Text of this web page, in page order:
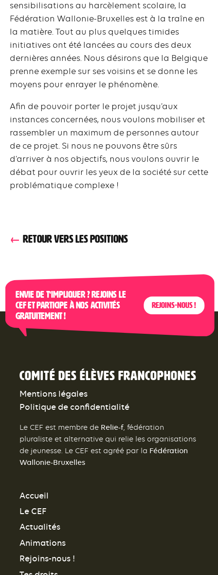
sensibilisations au harcèlement scolaire, la
Fédération Wallonie-Bruxelles est à la traîne en
la matière. Tout au plus quelques timides
initiatives ont été lancées au cours des deux
dernières années. Nous désirons que la Belgique
prenne exemple sur ses voisins et se donne les
moyens pour enrayer le phénomène.
Afin de pouvoir porter le projet jusqu’aux
instances concernées, nous voulons mobiliser et
rassembler un maximum de personnes autour
de ce projet. Si nous ne pouvons être sûrs
d’arriver à nos objectifs, nous voulons ouvrir le
débat pour ouvrir les yeux de la société sur cette
problématique complexe !
RETOUR VERS LES POSITIONS
Envie de t’impliquer ? Rejoins le
CEF et participe à nos activités
gratuitement !
Rejoins-nous !
Comité des élèves francophones
Mentions légales
Politique de confidentialité
Le CEF est membre de Relie-f, fédération
pluraliste et alternative qui relie les organisations
de jeunesse. Le CEF est agréé par la Fédération
Wallonie-Bruxelles
Accueil
Le CEF
Actualités
Animations
Rejoins-nous !